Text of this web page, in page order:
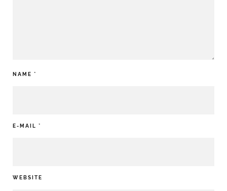
NAME *
E-MAIL *
WEBSITE